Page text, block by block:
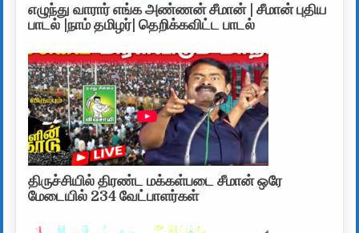
எழுந்து வாரார் எங்க அண்ணன் சீமான் | சீமான் புதிய
பாடல் |நாம் தமிழர்| தெறிக்கவிட்ட பாடல்
திருச்சியில் திரண்ட மக்கள்படை சீமான் ஒரே
மேடையில் 234 வேட்பாளர்கள்